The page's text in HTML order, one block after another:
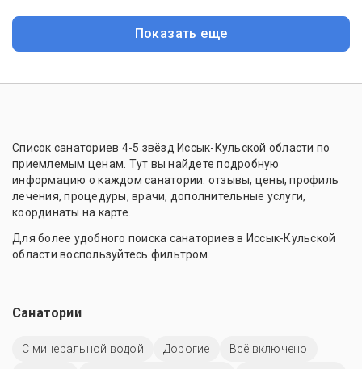
Показать еще
Список санаториев 4-5 звёзд Иссык-Кульской области по
приемлемым ценам. Тут вы найдете подробную
информацию о каждом санатории: отзывы, цены, профиль
лечения, процедуры, врачи, дополнительные услуги,
координаты на карте.
Для более удобного поиска санаториев в Иссык-Кульской
области воспользуйтесь фильтром.
Санатории
С минеральной водой Дорогие
Всё включено